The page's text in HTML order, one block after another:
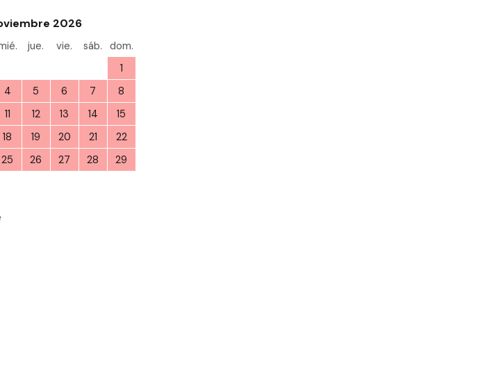
2026
jue. vie. sáb. dom.
1
4 5 6 7
8
11 12 13 14
15
18 19 20 21
22
25 26 27 28
29